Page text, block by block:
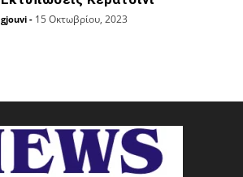
gjouvi - 15 Οκτωβρίου, 2023